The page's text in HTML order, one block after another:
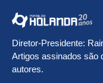
Diretor-Presidente:
Artigos assinados são
autores.